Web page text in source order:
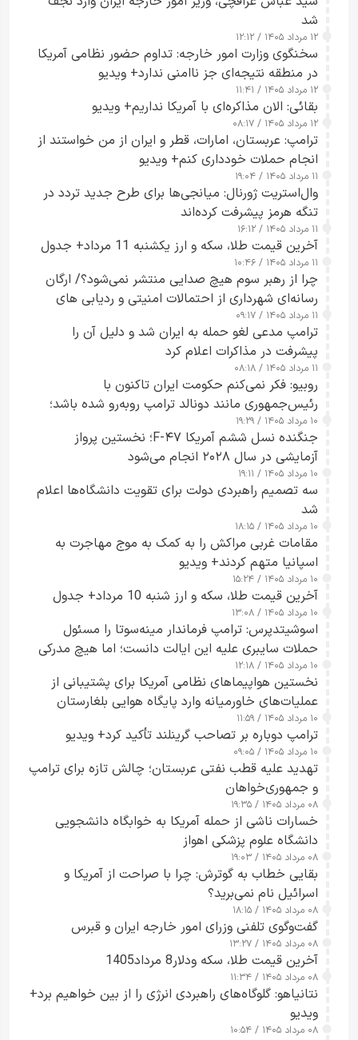
شد
۱۲ مرداد ۱۴۰۵ / ۱۲:۱۲
سخنگوی وزارت امور خارجه: تداوم حضور نظامی آمریکا
در منطقه نتیجه‌ای جز ناامنی ندارد+ ویدیو
۱۲ مرداد ۱۴۰۵ / ۱۱:۴۱
بقائی: الان مذاکره‌ای با آمریکا نداریم+ ویدیو
۱۲ مرداد ۱۴۰۵ / ۰۸:۱۷
ترامپ: عربستان، امارات، قطر و ایران از من خواستند از
انجام حملات خودداری کنم+ ویدیو
۱۱ مرداد ۱۴۰۵ / ۱۹:۰۴
وال‌استریت ژورنال: میانجی‌ها برای طرح جدید تردد در
تنگه هرمز پیشرفت کرده‌اند
۱۱ مرداد ۱۴۰۵ / ۱۶:۱۲
آخرین قیمت طلا، سکه و ارز یکشنبه 11 مرداد+ جدول
۱۱ مرداد ۱۴۰۵ / ۱۰:۴۶
چرا از رهبر سوم هیچ صدایی منتشر نمی‌شود؟/ ارگان
رسانه‌ای شهرداری از احتمالات امنیتی و ردیابی های
جاسوسی گفت
۱۱ مرداد ۱۴۰۵ / ۰۹:۱۷
ترامپ مدعی لغو حمله به ایران شد و دلیل آن را
پیشرفت در مذاکرات اعلام کرد
۱۱ مرداد ۱۴۰۵ / ۰۸:۱۸
روبیو: فکر نمی‌کنم حکومت ایران تاکنون با
رئیس‌جمهوری مانند دونالد ترامپ روبه‌رو شده باشد؛
کسی که واقعاً دست به اقدام می‌زند
۱۰ مرداد ۱۴۰۵ / ۱۹:۲۹
جنگنده نسل ششم آمریکا F-۴۷؛ نخستین پرواز
آزمایشی در سال ۲۰۲۸ انجام می‌شود
۱۰ مرداد ۱۴۰۵ / ۱۹:۱۱
سه تصمیم راهبردی دولت برای تقویت دانشگاه‌ها اعلام
شد
۱۰ مرداد ۱۴۰۵ / ۱۸:۱۵
مقامات غربی مراکش را به کمک به موج مهاجرت به
اسپانیا متهم کردند+ ویدیو
۱۰ مرداد ۱۴۰۵ / ۱۵:۲۴
آخرین قیمت طلا، سکه و ارز شنبه 10 مرداد+ جدول
۱۰ مرداد ۱۴۰۵ / ۱۳:۰۸
اسوشیتدپرس: ترامپ فرماندار مینه‌سوتا را مسئول
حملات سایبری علیه این ایالت دانست؛ اما هیچ مدرکی
ارائه نکرد
۱۰ مرداد ۱۴۰۵ / ۱۲:۱۸
نخستین هواپیماهای نظامی آمریکا برای پشتیبانی از
عملیات‌های خاورمیانه وارد پایگاه هوایی بلغارستان
شدند
۱۰ مرداد ۱۴۰۵ / ۱۱:۵۹
ترامپ دوباره بر تصاحب گرینلند تأکید کرد+ ویدیو
۱۰ مرداد ۱۴۰۵ / ۰۹:۰۵
تهدید علیه قطب نفتی عربستان؛ چالش تازه برای ترامپ
و جمهوری‌خواهان
۰۸ مرداد ۱۴۰۵ / ۱۹:۳۵
خسارات ناشی از حمله آمریکا به خوابگاه دانشجویی
دانشگاه علوم پزشکی اهواز
۰۸ مرداد ۱۴۰۵ / ۱۹:۰۳
بقایی خطاب به گوترش: چرا با صراحت از آمریکا و
اسرائیل نام نمی‌برید؟
۰۸ مرداد ۱۴۰۵ / ۱۸:۱۵
گفت‌وگوی تلفنی وزرای امور خارجه ایران و قبرس
۰۸ مرداد ۱۴۰۵ / ۱۳:۲۷
آخرین قیمت طلا، سکه ودلار8 مرداد1405
۰۸ مرداد ۱۴۰۵ / ۱۱:۳۴
نتانیاهو: گلوگاه‌های راهبردی انرژی را از بین خواهیم برد+
ویدیو
۰۸ مرداد ۱۴۰۵ / ۱۰:۵۴